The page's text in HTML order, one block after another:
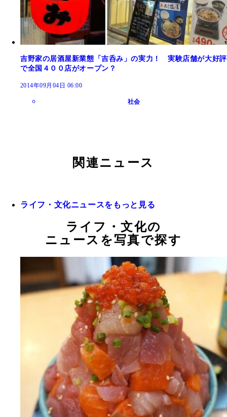
吉野家の居酒屋新業態「吉呑み」の実力！ 実験店舗が大好評
で全国４００店がオープン？
2014年09月04日 06:00
社会
関連ニュース
ライフ・文化ニュースをもっと見る
ライフ・文化の
ニュースを写真で探す